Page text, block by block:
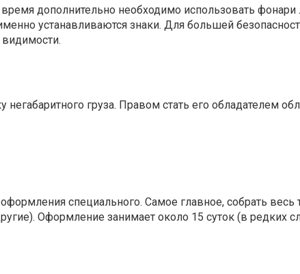
дополнительно необходимо использовать
устанавливаются знаки. Для большей
видимости.
груза. Правом стать его обладателем
специального. Самое главное, собрать
Оформление занимает около 15 суток (в редких